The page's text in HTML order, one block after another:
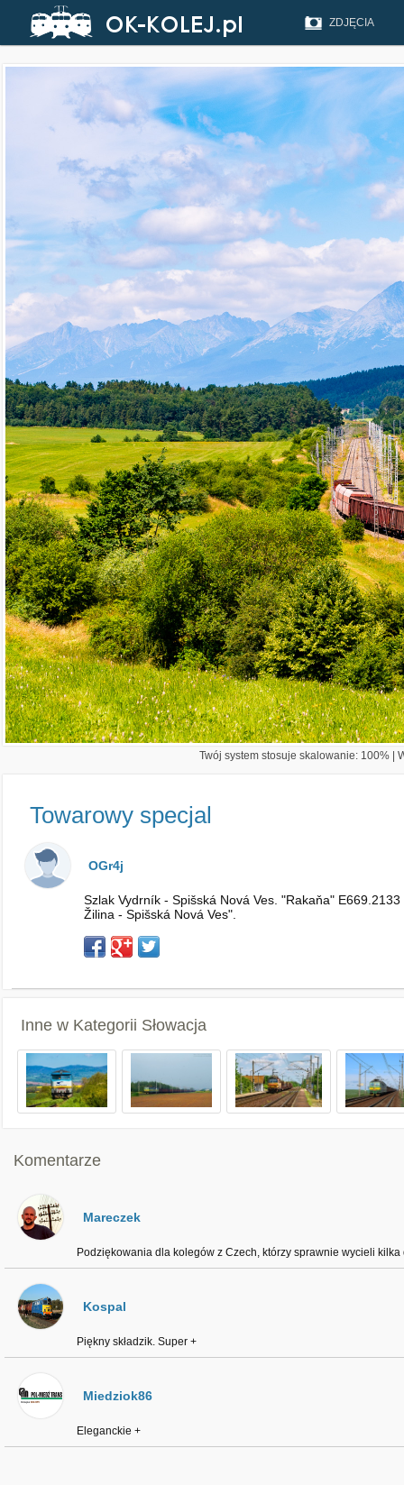
ZDJĘCIA
Twój system stosuje skalowanie: 100% |
Towarowy specjal
OGr4j
Szlak Vydrník - Spišská Nová Ves. "Rakaňa"
Žilina - Spišská Nová Ves".
Inne w Kategorii Słowacja
Komentarze
Mareczek
Podziękowania dla kolegów z Czech, którzy sprawnie wycieli kilka
Kospal
Piękny składzik. Super +
Miedziok86
Eleganckie +